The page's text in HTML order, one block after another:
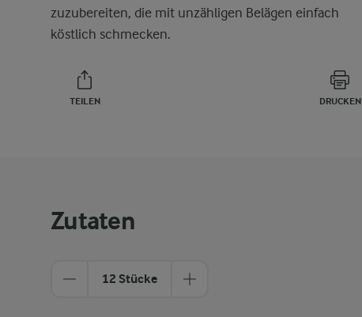
zuzubereiten, die mit unzähligen Belägen einfach
köstlich schmecken.
TEILEN DRUCKEN
Zutaten
12 Stücke